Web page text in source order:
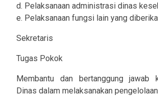
d. Pelaksanaan administrasi dinas
e. Pelaksanaan fungsi lain yang
Sekretaris
Tugas Pokok
Membantu dan bertanggung jawab
Dinas dalam melaksanakan pengelolaan